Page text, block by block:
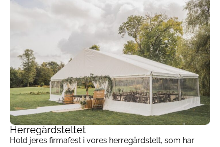
Herregårdsteltet
Hold jeres firmafest i vores herregårdstelt, som har